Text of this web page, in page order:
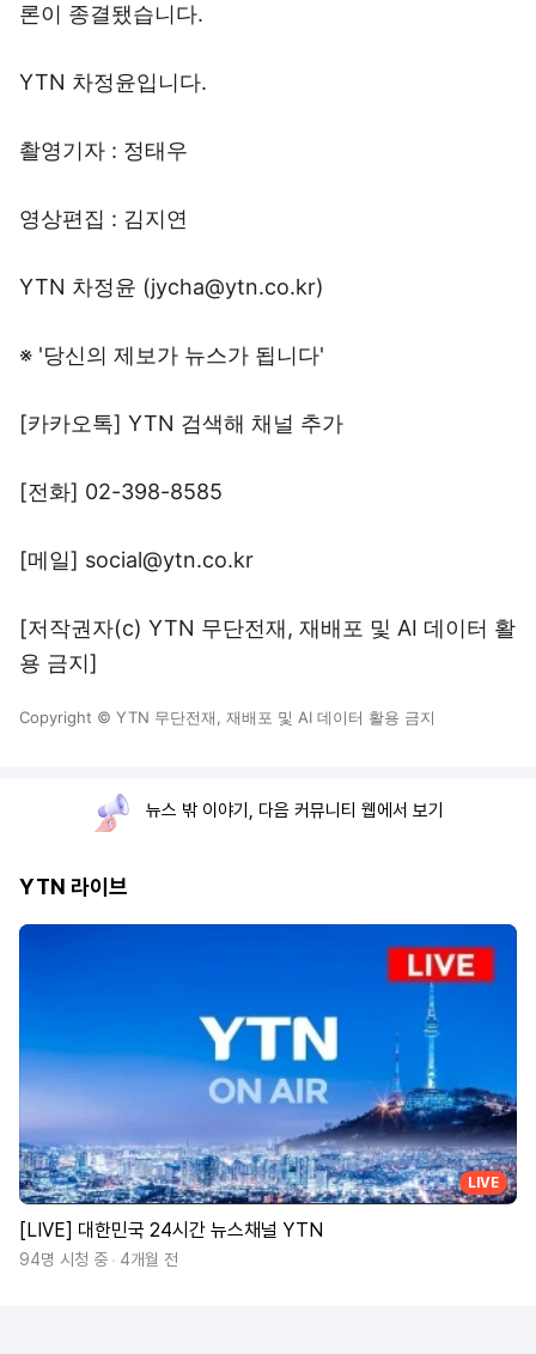
론이 종결됐습니다.
YTN 차정윤입니다.
촬영기자 : 정태우
영상편집 : 김지연
YTN 차정윤 (jycha@ytn.co.kr)
※ '당신의 제보가 뉴스가 됩니다'
[카카오톡] YTN 검색해 채널 추가
[전화] 02-398-8585
[메일] social@ytn.co.kr
[저작권자(c) YTN 무단전재, 재배포 및 AI 데이터 활
용 금지]
Copyright © YTN 무단전재, 재배포 및 AI 데이터 활용 금지
뉴스 밖 이야기, 다음 커뮤니티 웹에서 보기
YTN 라이브
LIVE
[LIVE] 대한민국 24시간 뉴스채널 YTN
94명 시청 중 4개월 전